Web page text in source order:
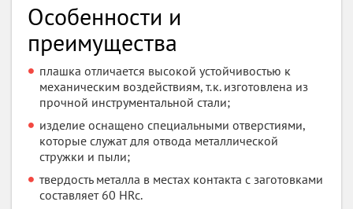
Особенности и
преимущества
плашка отличается высокой устойчивостью к
механическим воздействиям, т.к. изготовлена из
прочной инструментальной стали;
изделие оснащено специальными отверстиями,
которые служат для отвода металлической
стружки и пыли;
твердость металла в местах контакта с заготовками
составляет 60 HRc.